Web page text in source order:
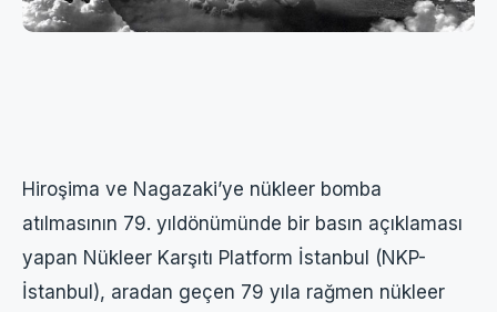
Hiroşima ve Nagazaki’ye nükleer bomba
atılmasının 79. yıldönümünde bir basın açıklaması
yapan Nükleer Karşıtı Platform İstanbul (NKP-
İstanbul), aradan geçen 79 yıla rağmen nükleer